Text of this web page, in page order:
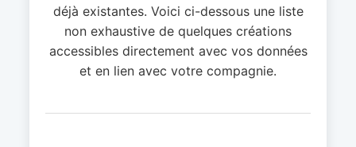
déjà existantes. Voici ci-dessous une liste
non exhaustive de quelques créations
accessibles directement avec vos données
et en lien avec votre compagnie.